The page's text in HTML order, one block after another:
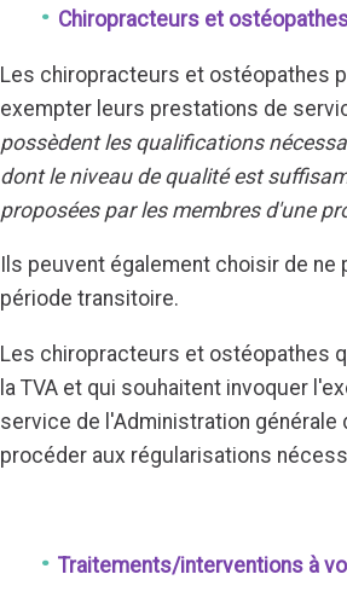
Chiropracteurs et
Les chiropracteurs et ostéopathes
exempter leurs prestations de
possèdent les qualifications
dont le niveau de qualité est
proposées par les membres d'une
Ils peuvent également choisir de
période transitoire.
Les chiropracteurs et ostéopathes
la TVA et qui souhaitent invoquer
service de l'Administration
procéder aux régularisations
Traitements/interventions à